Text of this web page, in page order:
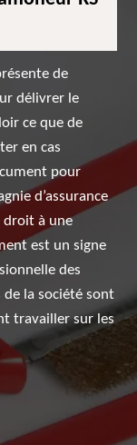
de
délivrer le
ce que de
en cas
pour
d’assurance
droit à une
est un signe
des
de la société sont
travailler sur les